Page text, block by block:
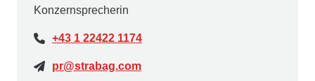
Konzernsprecherin
+43 1 22422 1174
pr@strabag.com